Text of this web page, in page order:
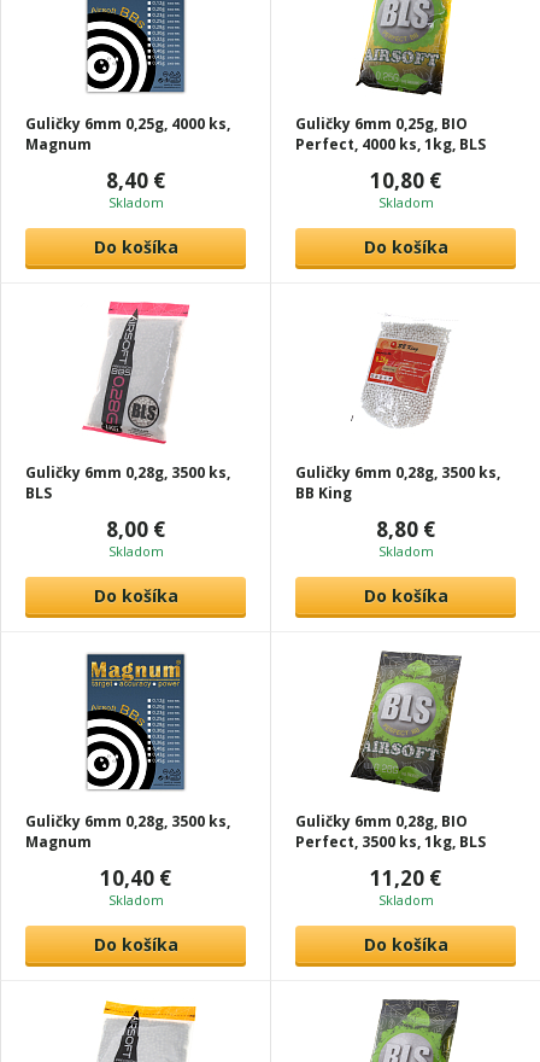
Guličky 6mm 0,25g, 4000 ks,
Magnum
8,40 €
Skladom
Do košíka
Guličky 6mm 0,25g, BIO
Perfect, 4000 ks, 1kg, BLS
10,80 €
Skladom
Do košíka
Guličky 6mm 0,28g, 3500 ks,
BLS
8,00 €
Skladom
Do košíka
Guličky 6mm 0,28g, 3500 ks,
BB King
8,80 €
Skladom
Do košíka
Guličky 6mm 0,28g, 3500 ks,
Magnum
10,40 €
Skladom
Do košíka
Guličky 6mm 0,28g, BIO
Perfect, 3500 ks, 1kg, BLS
11,20 €
Skladom
Do košíka